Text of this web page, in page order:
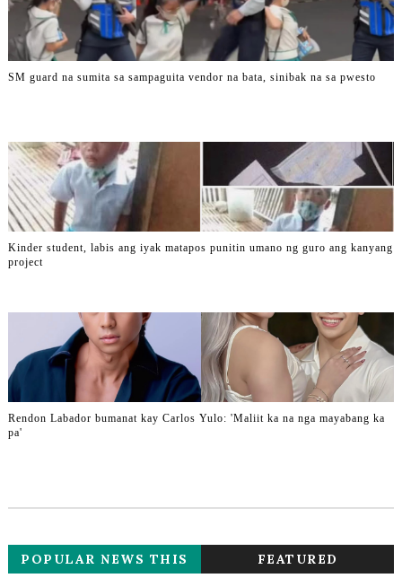
SM guard na sumita sa sampaguita vendor na bata, sinibak na sa pwesto
Kinder student, labis ang iyak matapos punitin umano ng guro ang kanyang
project
Rendon Labador bumanat kay Carlos Yulo: 'Maliit ka na nga mayabang ka
pa'
POPULAR NEWS THIS
FEATURED